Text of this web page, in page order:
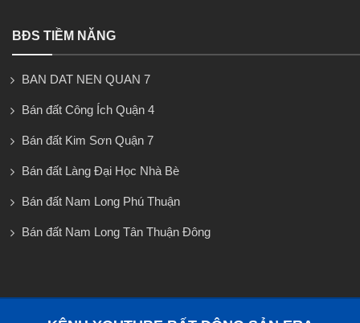
BĐS TIỀM NĂNG
BAN DAT NEN QUAN 7
Bán đất Công Ích Quận 4
Bán đất Kim Sơn Quận 7
Bán đất Làng Đại Học Nhà Bè
Bán đất Nam Long Phú Thuận
Bán đất Nam Long Tân Thuận Đông